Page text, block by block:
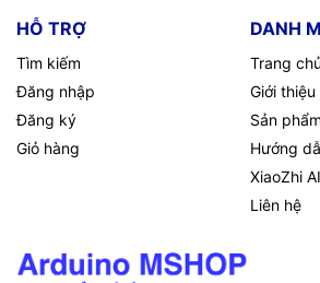
HỖ TRỢ
Tìm kiếm
Đăng nhập
Đăng ký
Giỏ hàng
DANH
Trang chủ
Giới thiệu
Sản phẩm
Hướng
XiaoZhi AI
Liên hệ